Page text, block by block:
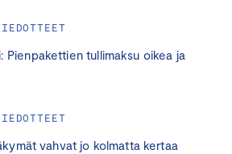
Pienpakettien tullimaksu oikea ja
vahvat jo kolmatta kertaa